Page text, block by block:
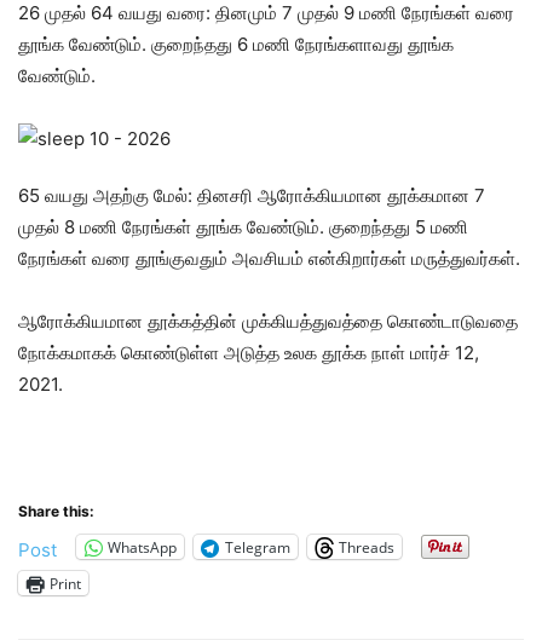
26 முதல் 64 வயது வரை: தினமும் 7 முதல் 9 மணி நேரங்கள் வரை
தூங்க வேண்டும். குறைந்தது 6 மணி நேரங்களாவது தூங்க
வேண்டும்.
65 வயது அதற்கு மேல்: தினசரி ஆரோக்கியமான தூக்கமான 7
முதல் 8 மணி நேரங்கள் தூங்க வேண்டும். குறைந்தது 5 மணி
நேரங்கள் வரை தூங்குவதும் அவசியம் என்கிறார்கள் மருத்துவர்கள்.
ஆரோக்கியமான தூக்கத்தின் முக்கியத்துவத்தை கொண்டாடுவதை
நோக்கமாகக் கொண்டுள்ள அடுத்த உலக தூக்க நாள் மார்ச் 12,
2021.
Share this:
Post WhatsApp Telegram
Threads
Print